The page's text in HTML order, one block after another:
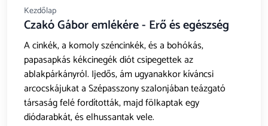
Kezdőlap
Czakó Gábor emlékére - Erő és egészség
A cinkék, a komoly széncinkék, és a bohókás,
papasapkás kékcinegék diót csipegettek az
ablakpárkányról. Ijedős, ám ugyanakkor kíváncsi
arcocskájukat a Szépasszony szalonjában teázgató
társaság felé fordították, majd fölkaptak egy
diódarabkát, és elhussantak vele.